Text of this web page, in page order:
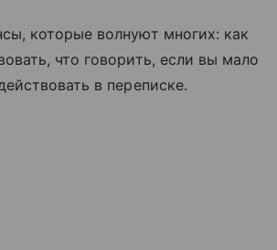
которые волнуют многих: как
что говорить, если вы мало
в переписке.